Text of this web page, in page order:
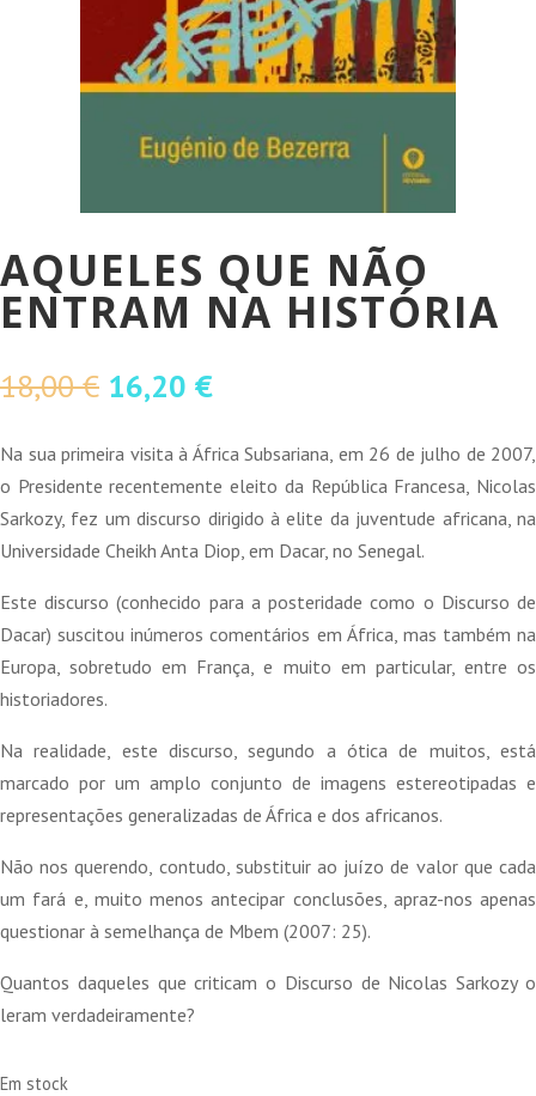
AQUELES QUE NÃO
ENTRAM NA HISTÓRIA
18,00€ O
original
era:
18,00 €.
16,20 €O
atual
é:
16,20 €.
Na sua primeira visita à África Subsariana, em 26 de julho de 2007,
o Presidente recentemente eleito da República Francesa, Nicolas
Sarkozy, fez um discurso dirigido à elite da juventude africana, na
Universidade Cheikh Anta Diop, em Dacar, no Senegal.
Este discurso (conhecido para a posteridade como o Discurso de
Dacar) suscitou inúmeros comentários em África, mas também na
Europa, sobretudo em França, e muito em particular, entre os
historiadores.
Na realidade, este discurso, segundo a ótica de muitos, está
marcado por um amplo conjunto de imagens estereotipadas e
representações generalizadas de África e dos africanos.
Não nos querendo, contudo, substituir ao juízo de valor que cada
um fará e, muito menos antecipar conclusões, apraz-nos apenas
questionar à semelhança de Mbem (2007: 25).
Quantos daqueles que criticam o Discurso de Nicolas Sarkozy o
leram verdadeiramente?
Em stock